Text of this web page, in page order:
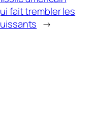
fait trembler les
→